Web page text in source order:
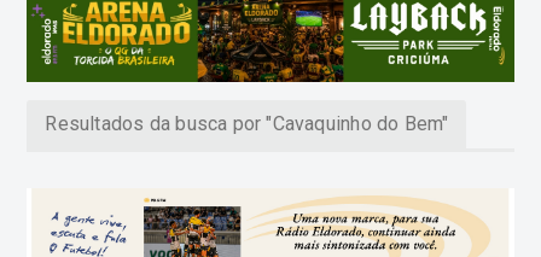
Resultados da busca por "Cavaquinho do Bem"